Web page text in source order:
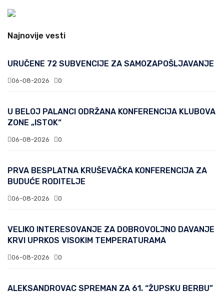
Najnovije vesti
URUČENE 72 SUBVENCIJE ZA SAMOZAPOŠLJAVANJE
06-08-2026 0
U BELOJ PALANCI ODRŽANA KONFERENCIJA KLUBOVA
ZONE „ISTOK“
06-08-2026 0
PRVA BESPLATNA KRUŠEVAČKA KONFERENCIJA ZA
BUDUĆE RODITELJE
06-08-2026 0
VELIKO INTERESOVANJE ZA DOBROVOLJNO DAVANJE
KRVI UPRKOS VISOKIM TEMPERATURAMA
06-08-2026 0
ALEKSANDROVAC SPREMAN ZA 61. “ŽUPSKU BERBU”